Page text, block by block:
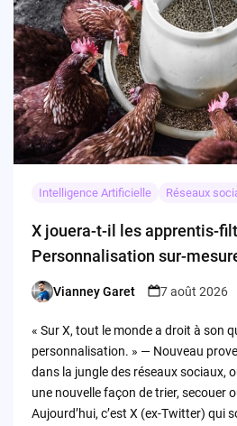
Intelligence Artificielle Réseaux
X jouera-t-il les apprentis-
Personnalisation sur-
Posted
Vianney Garet 7 août 2026
« Sur X, tout le monde a droit à son
personnalisation. » — Nouveau
dans la jungle des réseaux sociaux,
une nouvelle façon de trier, secouer
Aujourd’hui, c’est X (ex-Twitter) qui